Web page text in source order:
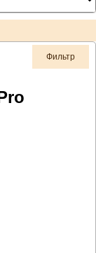
Фильтр